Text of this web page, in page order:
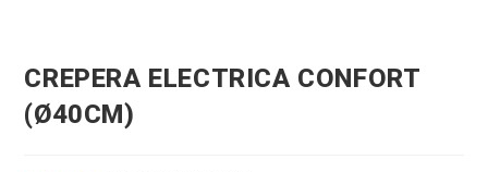
CREPERA ELECTRICA CONFORT
(Ø40CM)